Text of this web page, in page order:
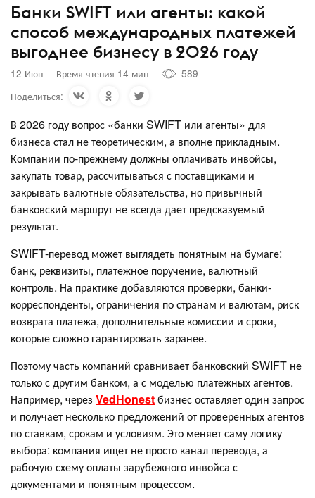
Банки SWIFT или агенты: какой
способ международных платежей
выгоднее бизнесу в 2026 году
12 Июн Время чтения 14 мин
589
Поделиться:
В 2026 году вопрос «банки SWIFT или агенты» для
бизнеса стал не теоретическим, а вполне прикладным.
Компании по-прежнему должны оплачивать инвойсы,
закупать товар, рассчитываться с поставщиками и
закрывать валютные обязательства, но привычный
банковский маршрут не всегда дает предсказуемый
результат.
SWIFT-перевод может выглядеть понятным на бумаге:
банк, реквизиты, платежное поручение, валютный
контроль. На практике добавляются проверки, банки-
корреспонденты, ограничения по странам и валютам, риск
возврата платежа, дополнительные комиссии и сроки,
которые сложно гарантировать заранее.
Поэтому часть компаний сравнивает банковский SWIFT не
только с другим банком, а с моделью платежных агентов.
Например, через VedHonestбизнес оставляет один запрос
и получает несколько предложений от проверенных агентов
по ставкам, срокам и условиям. Это меняет саму логику
выбора: компания ищет не просто канал перевода, а
рабочую схему оплаты зарубежного инвойса с
документами и понятным процессом.